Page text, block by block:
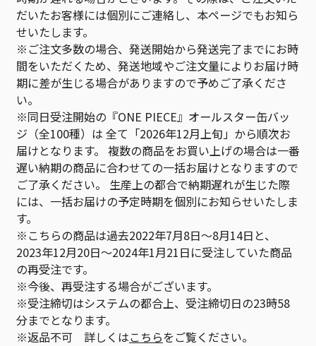
だいたお客様には個別にご連絡し、本ページでもお知ら
せいたします。
※ご注文多数の場合、発送開始から発送完了までにお時
間をいただくため、発送地域やご注文量によりお届け時
期に差が生じる場合がありますので予めご了承くださ
い。
※同日受注開始の『ONE PIECE』オールスター缶バッ
ジ（全100種）は 全て「2026年12月上旬」から順次お
届けとなります。 複数の商品をお買い上げの場合は一番
遅い納期の商品に合わせての一括お届けとなりますので
ご了承ください。 生産上の都合で納期遅れが生じた際
には、一括お届けの予定時期を個別にお知らせいたしま
す。
※こちらの商品は過去2022年7月8日～8月14日と、
2023年12月20日～2024年1月21日に受注していた商品
の再受注です。
※今後、再受注する場合がございます。
※受注締切はシステムの都合上、受注締切日の23時58
分までとなります。
※返品不可 詳しくはこちらをご覧ください。